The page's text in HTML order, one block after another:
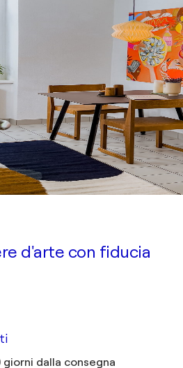
d'arte con fiducia
dalla consegna